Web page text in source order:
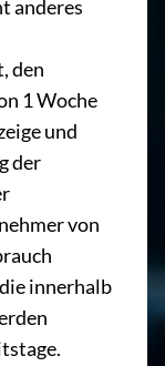
anderes
den
1 Woche
und
der
von
innerhalb